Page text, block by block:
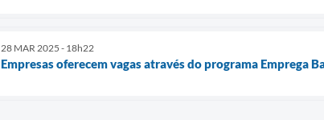
28 MAR 2025 - 18h22
Empresas oferecem vagas através do programa Emprega